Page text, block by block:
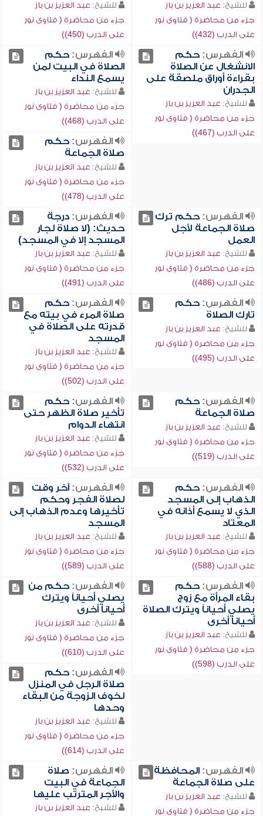
للشيخ: عبد العزيز بن باز
جزء من محاضرة ( فتاوى نور
على الدرب (432))
للشيخ: عبد العزيز بن باز
جزء من محاضرة ( فتاوى نور
على الدرب (450))
الفهرس:حكم
الانشغال عن الصلاة
بقراءة أوراق ملصقة على
الجدران
للشيخ: عبد العزيز بن باز
جزء من محاضرة ( فتاوى نور
على الدرب (467))
الفهرس:حكم
الصلاة في البيت لمن
يسمع النداء
للشيخ: عبد العزيز بن باز
جزء من محاضرة ( فتاوى نور
على الدرب (468))
الفهرس:حكم
صلاة الجماعة
للشيخ: عبد العزيز بن باز
جزء من محاضرة ( فتاوى نور
على الدرب (478))
الفهرس:حكم ترك
صلاة الجماعة لأجل
العمل
للشيخ: عبد العزيز بن باز
جزء من محاضرة ( فتاوى نور
على الدرب (486))
الفهرس:درجة
حديث: (لا صلاة لجار
المسجد إلا في المسجد)
للشيخ: عبد العزيز بن باز
جزء من محاضرة ( فتاوى نور
على الدرب (491))
الفهرس:حكم
تارك الصلاة
للشيخ: عبد العزيز بن باز
جزء من محاضرة ( فتاوى نور
على الدرب (495))
الفهرس:حكم
صلاة المرء في بيته مع
قدرته على الصلاة في
المسجد
للشيخ: عبد العزيز بن باز
جزء من محاضرة ( فتاوى نور
على الدرب (502))
الفهرس:حكم
صلاة الجماعة
للشيخ: عبد العزيز بن باز
جزء من محاضرة ( فتاوى نور
على الدرب (519))
الفهرس:حكم
تأخير صلاة الظهر حتى
انتهاء الدوام
للشيخ: عبد العزيز بن باز
جزء من محاضرة ( فتاوى نور
على الدرب (532))
الفهرس:حكم
الذهاب إلى المسجد
الذي لا يسمع أذانه في
المعتاد
للشيخ: عبد العزيز بن باز
جزء من محاضرة ( فتاوى نور
على الدرب (588))
الفهرس:آخر وقت
لصلاة الفجر وحكم
تأخيرها وعدم الذهاب إلى
المسجد
للشيخ: عبد العزيز بن باز
جزء من محاضرة ( فتاوى نور
على الدرب (589))
الفهرس:حكم
بقاء المرأة مع زوج
يصلي أحياناً ويترك الصلاة
أحياناً أخرى
للشيخ: عبد العزيز بن باز
جزء من محاضرة ( فتاوى نور
على الدرب (598))
الفهرس:حكم من
يصلي أحياناً ويترك
أحياناً أخرى
للشيخ: عبد العزيز بن باز
جزء من محاضرة ( فتاوى نور
على الدرب (610))
الفهرس:حكم
صلاة الرجل في المنزل
لخوف الزوجة من البقاء
وحدها
للشيخ: عبد العزيز بن باز
جزء من محاضرة ( فتاوى نور
على الدرب (614))
الفهرس:المحافظة
على صلاة الجماعة
للشيخ: عبد العزيز بن باز
جزء من محاضرة ( فتاوى نور
الفهرس: صلاة
الجماعة في البيت
والأجر المترتب عليها
للشيخ: عبد العزيز بن باز